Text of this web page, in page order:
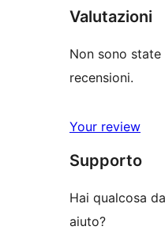
Valutazioni
Non sono
recensioni.
Your review
Supporto
Hai qualcosa
aiuto?